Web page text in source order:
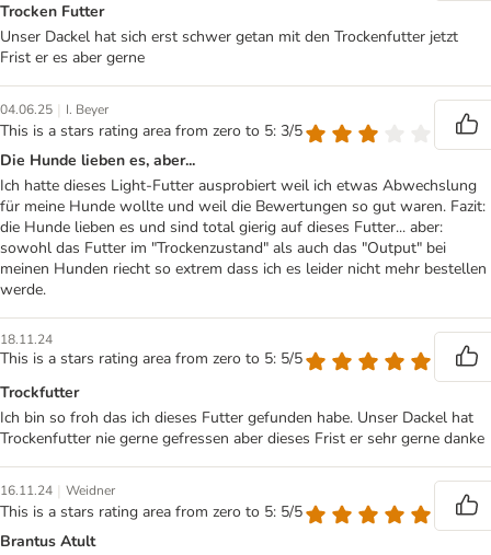
Trocken Futter
Unser Dackel hat sich erst schwer getan mit den Trockenfutter jetzt
Frist er es aber gerne
04.06.25 | I. Beyer
This is a stars rating area from zero to 5: 3/5
Die Hunde lieben es, aber...
Ich hatte dieses Light-Futter ausprobiert weil ich etwas Abwechslung
für meine Hunde wollte und weil die Bewertungen so gut waren. Fazit:
die Hunde lieben es und sind total gierig auf dieses Futter... aber:
sowohl das Futter im "Trockenzustand" als auch das "Output" bei
meinen Hunden riecht so extrem dass ich es leider nicht mehr bestellen
werde.
18.11.24
This is a stars rating area from zero to 5: 5/5
Trockfutter
Ich bin so froh das ich dieses Futter gefunden habe. Unser Dackel hat
Trockenfutter nie gerne gefressen aber dieses Frist er sehr gerne danke
16.11.24 | Weidner
This is a stars rating area from zero to 5: 5/5
Brantus Atult